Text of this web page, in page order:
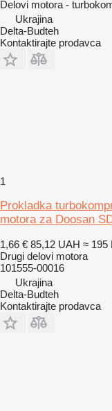
Delovi motora -
Ukrajina
Delta-Budteh
Kontaktirajte prodavca
1
Prokladka
motora za Doosan
1,66 € 85,12 UAH ≈ 195
Drugi delovi motora
101555-00016
Ukrajina
Delta-Budteh
Kontaktirajte prodavca